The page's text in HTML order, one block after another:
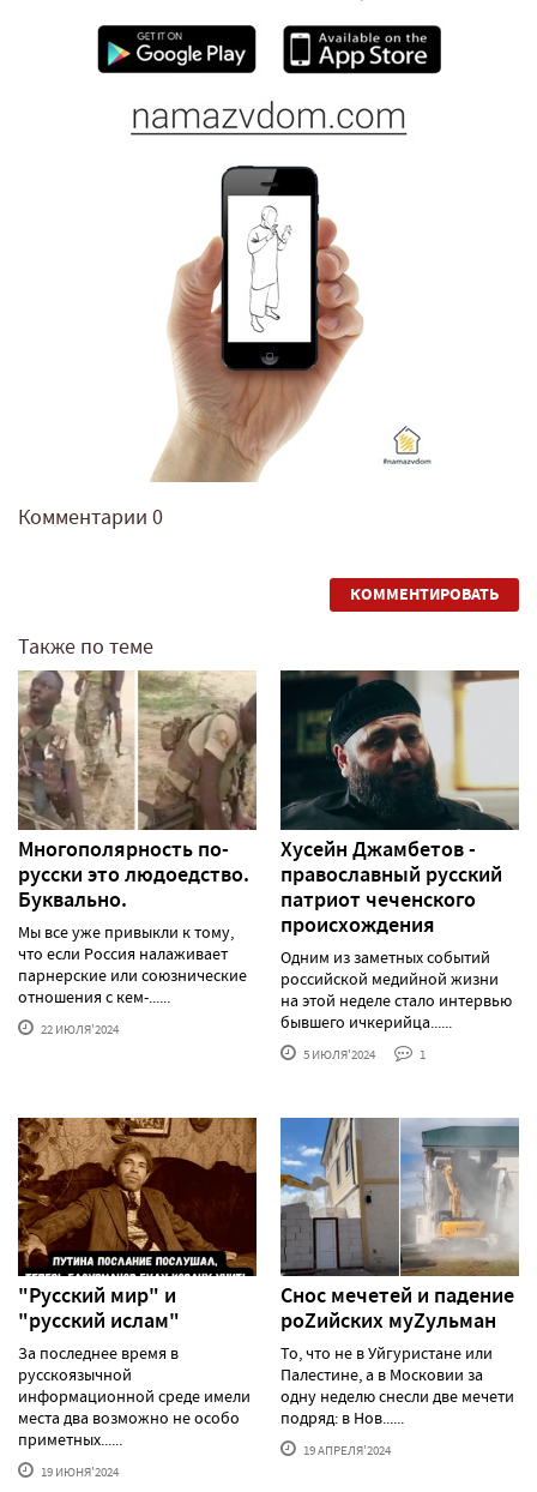
Комментарии 0
КОММЕНТИРОВАТЬ
Также по теме
Многополярность по-
русски это людоедство.
Буквально.
Мы все уже привыкли к тому,
что если Россия налаживает
парнерские или союзнические
отношения с кем-......
22 ИЮЛЯ'2024
Хусейн Джамбетов -
православный русский
патриот чеченского
происхождения
Одним из заметных событий
российской медийной жизни
на этой неделе стало интервью
бывшего ичкерийца......
5 ИЮЛЯ'2024 1
"Русский мир" и
"русский ислам"
За последнее время в
русскоязычной
информационной среде имели
места два возможно не особо
приметных......
19 ИЮНЯ'2024
Снос мечетей и падение
роZийских муZульман
То, что не в Уйгуристане или
Палестине, а в Московии за
одну неделю снесли две мечети
подряд: в Нов......
19 АПРЕЛЯ'2024